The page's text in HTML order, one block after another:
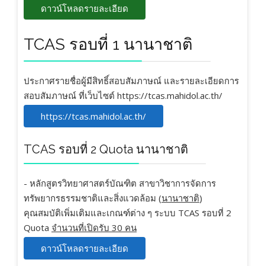
ดาวน์โหลดรายละเอียด
TCAS รอบที่ 1 นานาชาติ
ประกาศรายชื่อผู้มีสิทธิ์สอบสัมภาษณ์ และรายละเอียดการ
สอบสัมภาษณ์ ที่เว็บไซต์ https://tcas.mahidol.ac.th/
https://tcas.mahidol.ac.th/
TCAS รอบที่ 2 Quota นานาชาติ
- หลักสูตรวิทยาศาสตร์บัณฑิต สาขาวิชาการจัดการ
ทรัพยากรธรรมชาติและสิ่งแวดล้อม (นานาชาติ)
คุณสมบัติเพิ่มเติมและเกณฑ์ต่าง ๆ ระบบ TCAS รอบที่ 2
Quota จำนวนที่เปิดรับ 30 คน
ดาวน์โหลดรายละเอียด